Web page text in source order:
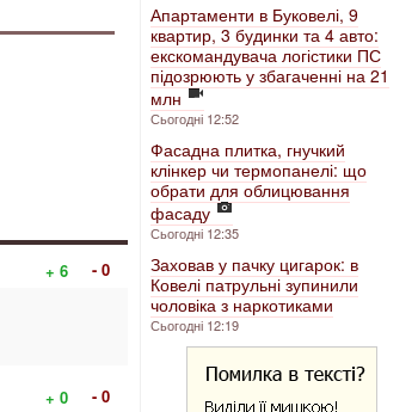
+ 6
- 0
+ 0
- 0
Апартаменти в Буковелі, 9
квартир, 3 будинки та 4 авто:
екскомандувача логістики ПС
підозрюють у збагаченні на 21
млн
Сьогодні 12:52
Фасадна плитка, гнучкий
клінкер чи термопанелі: що
обрати для облицювання
фасаду
Сьогодні 12:35
Заховав у пачку цигарок: в
Ковелі патрульні зупинили
чоловіка з наркотиками
Сьогодні 12:19